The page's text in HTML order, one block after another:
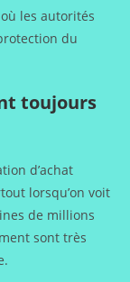
les autorités
du
toujours
d’achat
lorsqu’on voit
de millions
sont très